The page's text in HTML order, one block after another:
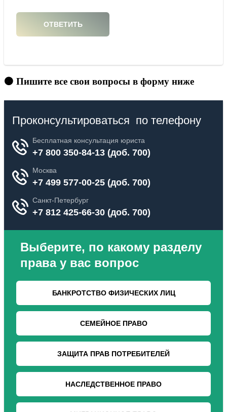
🟠 Пишите все свои вопросы в форму ниже